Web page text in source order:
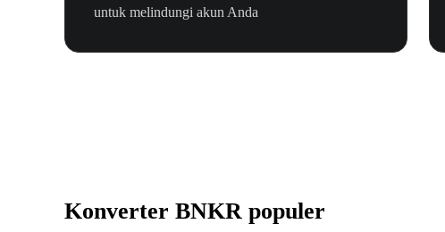
untuk melindungi akun Anda
Konverter BNKR populer